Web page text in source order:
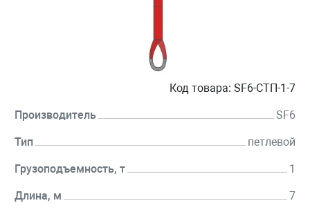
Код товара: SF6-СТП-1-7
Производитель SF6
Тип петлевой
Грузоподъемность, т 1
Длина, м 7